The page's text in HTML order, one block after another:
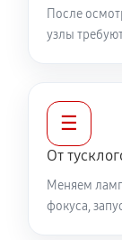
После
узлы
☰
От
Меняем
фокуса,